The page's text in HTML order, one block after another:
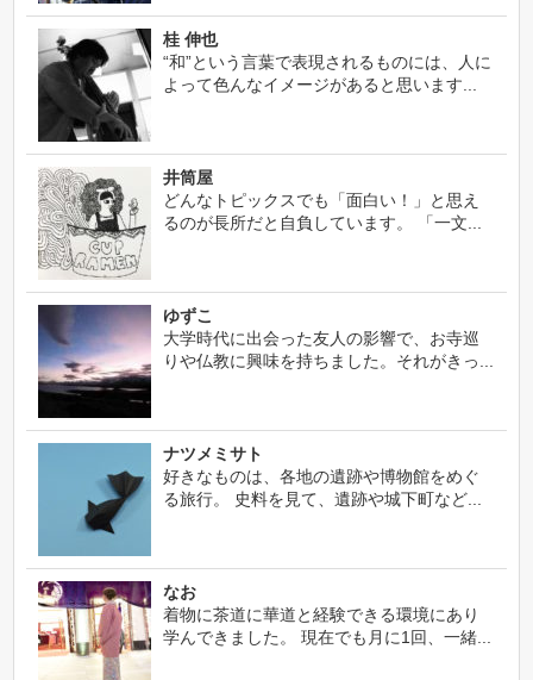
桂 伸也
“和”という言葉で表現されるものには、人に
よって色んなイメージがあると思います...
井筒屋
どんなトピックスでも「面白い！」と思え
るのが長所だと自負しています。 「一文...
ゆずこ
大学時代に出会った友人の影響で、お寺巡
りや仏教に興味を持ちました。それがきっ...
ナツメミサト
好きなものは、各地の遺跡や博物館をめぐ
る旅行。 史料を見て、遺跡や城下町など...
なお
着物に茶道に華道と経験できる環境にあり
学んできました。 現在でも月に1回、一緒...